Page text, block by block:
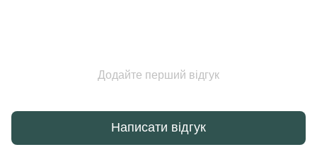
Додайте перший відгук
Написати відгук